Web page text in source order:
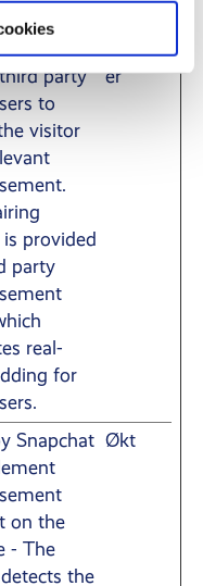
ID
that
party
to
visitor
is provided
party
real-
for
måned
er
Snapchat
on the
- The
the
Økt